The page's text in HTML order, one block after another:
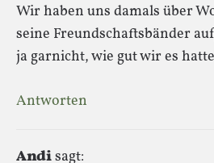
Wir haben uns damals über
seine Freundschaftsbänder
ja garnicht, wie gut wir es
Antworten
Andisagt: